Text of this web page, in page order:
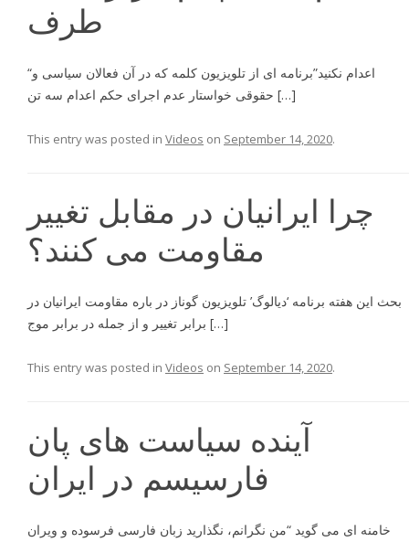
طرف
“اعدام نكنيد”برنامه اى از تلويزيون كلمه كه در آن فعالان سياسى و
حقوقى خواستار عدم اجراى حكم اعدام سه تن […]
This entry was posted in Videos on September 14, 2020.
چرا ایرانیان در مقابل تغییر
مقاومت می کنند؟
بحث اين هفته برنامه ‘ديالوگ’ تلويزيون گوناز در باره مقاومت ايرانيان در
برابر تغيير و از جمله در برابر موج […]
This entry was posted in Videos on September 14, 2020.
آینده سیاست های پان
فارسیسم در ایران
خامنه اى مى گويد “من نگرانم، نگذاريد زبان فارسى فرسوده و ويران